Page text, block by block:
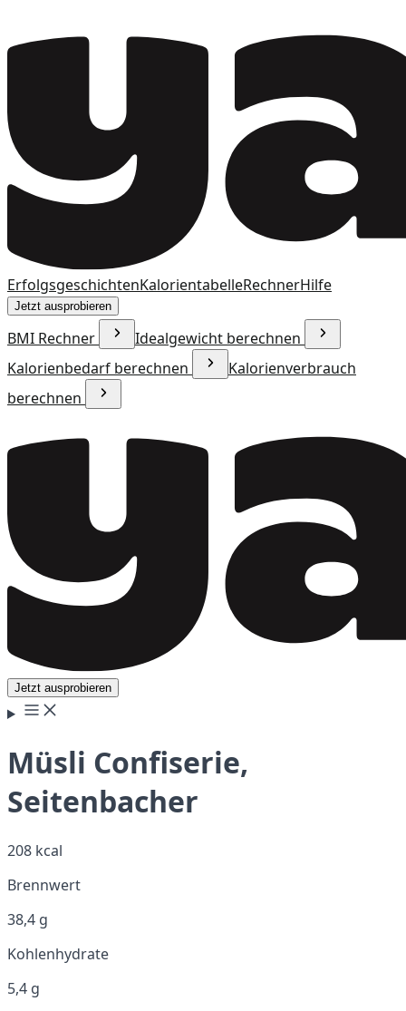
ErfolgsgeschichtenKalorientabelleRechnerHilfe
Jetzt ausprobieren
BMI Rechner
Idealgewicht berechnen
Kalorienbedarf berechnen
Kalorienverbrauch
berechnen
Jetzt ausprobieren
Müsli Confiserie,
Seitenbacher
208 kcal
Brennwert
38,4 g
Kohlenhydrate
5,4 g